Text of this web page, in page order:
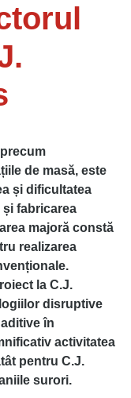
de masă, este
și dificultatea
fabricarea
majoră constă
realizarea
la C.J.
disruptive
în
activitatea
pentru C.J.
surori.